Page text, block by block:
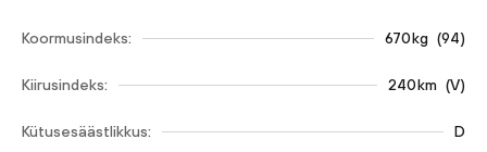
Koormusindeks: 670kg (94)
Kiirusindeks: 240km (V)
Kütusesäästlikkus: D